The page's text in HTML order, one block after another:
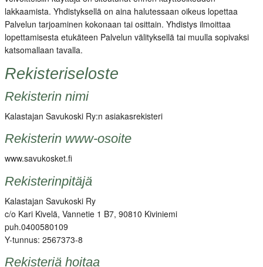
lakkaamista. Yhdistyksellä on aina halutessaan oikeus lopettaa
Palvelun tarjoaminen kokonaan tai osittain. Yhdistys ilmoittaa
lopettamisesta etukäteen Palvelun välityksellä tai muulla sopivaksi
katsomallaan tavalla.
Rekisteriseloste
Rekisterin nimi
Kalastajan Savukoski Ry:n asiakasrekisteri
Rekisterin www-osoite
www.savukosket.fi
Rekisterinpitäjä
Kalastajan Savukoski Ry
c/o Kari Kivelä, Vannetie 1 B7, 90810 Kiviniemi
puh.0400580109
Y-tunnus: 2567373-8
Rekisteriä hoitaa